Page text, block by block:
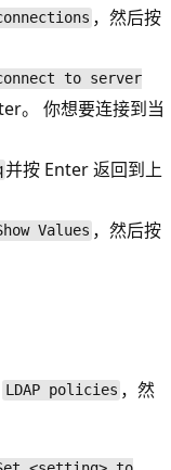
，然后按
to server
。 你想要连接到当
并按 Enter 返回到上
Values ，然后按
LDAP policies ，然